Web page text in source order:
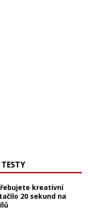
kreativní
20 sekund na